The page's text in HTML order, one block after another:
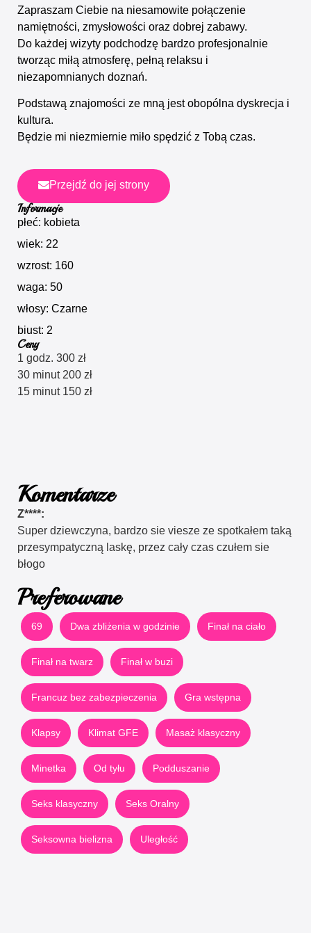
Zapraszam Ciebie na niesamowite połączenie
namiętności, zmysłowości oraz dobrej zabawy.
Do każdej wizyty podchodzę bardzo profesjonalnie
tworząc miłą atmosferę, pełną relaksu i
niezapomnianych doznań.
Podstawą znajomości ze mną jest obopólna dyskrecja i
kultura.
Będzie mi niezmiernie miło spędzić z Tobą czas.
Przejdź do jej strony
Informacje
płeć: kobieta
wiek: 22
wzrost: 160
waga: 50
włosy: Czarne
biust: 2
Ceny
1 godz. 300 zł
30 minut 200 zł
15 minut 150 zł
Komentarze
Z****:
Super dziewczyna, bardzo sie viesze ze spotkałem taką
przesympatyczną laskę, przez cały czas czułem sie
błogo
Preferowane
69 Dwa zbliżenia w godzinie Finał na ciało
Finał na twarz Finał w buzi
Francuz bez zabezpieczenia Gra wstępna
Klapsy Klimat GFE Masaż klasyczny
Minetka Od tyłu Podduszanie
Seks klasyczny Seks Oralny
Seksowna bielizna Uległość